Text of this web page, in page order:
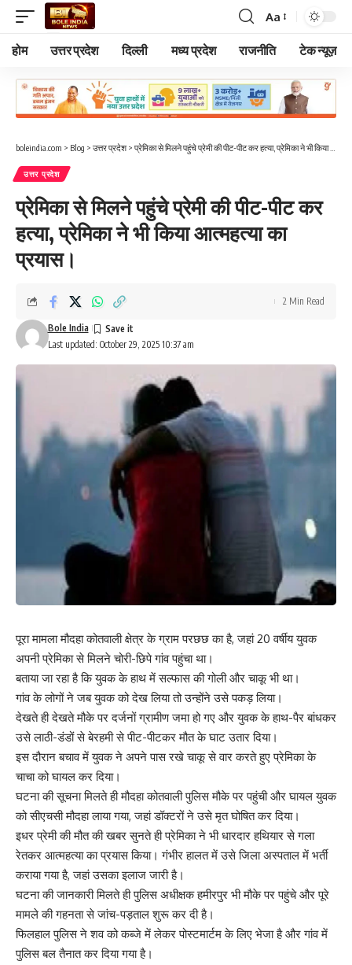
Font
Resizer
Aa
होम उत्तर प्रदेश दिल्ली मध्य प्रदेश राजनीति टेक न्यूज़
boleindia.com > Blog > उत्तर प्रदेश> प्रेमिका से मिलने पहुंचे प्रेमी की पीट-पीट कर हत्या, प्रेमिका ने भी किया आत्महत्या का प्रयास।
उत्तर प्रदेश
प्रेमिका से मिलने पहुंचे प्रेमी की पीट-पीट कर
हत्या, प्रेमिका ने भी किया आत्महत्या का
प्रयास।
Last updated: October 29, 2025 10:37 am
Bole India
2 Min Read
पूरा मामला मौदहा कोतवाली क्षेत्र के ग्राम परछछ का है, जहां 20 वर्षीय युवक
अपनी प्रेमिका से मिलने चोरी-छिपे गांव पहुंचा था।
बताया जा रहा है कि युवक के हाथ में सल्फास की गोली और चाकू भी था।
गांव के लोगों ने जब युवक को देख लिया तो उन्होंने उसे पकड़ लिया।
देखते ही देखते मौके पर दर्जनों ग्रामीण जमा हो गए और युवक के हाथ-पैर बांधकर
उसे लाठी-डंडों से बेरहमी से पीट-पीटकर मौत के घाट उतार दिया।
इस दौरान बचाव में युवक ने अपने पास रखे चाकू से वार करते हुए प्रेमिका के
चाचा को घायल कर दिया।
घटना की सूचना मिलते ही मौदहा कोतवाली पुलिस मौके पर पहुंची और घायल युवक
को सीएचसी मौदहा लाया गया, जहां डॉक्टरों ने उसे मृत घोषित कर दिया।
इधर प्रेमी की मौत की खबर सुनते ही प्रेमिका ने भी धारदार हथियार से गला
रेतकर आत्महत्या का प्रयास किया। गंभीर हालत में उसे जिला अस्पताल में भर्ती
कराया गया है, जहां उसका इलाज जारी है।
घटना की जानकारी मिलते ही पुलिस अधीक्षक हमीरपुर भी मौके पर पहुंचे और पूरे
मामले की गहनता से जांच-पड़ताल शुरू कर दी है।
फिलहाल पुलिस ने शव को कब्जे में लेकर पोस्टमार्टम के लिए भेजा है और गांव में
पुलिस बल तैनात कर दिया गया है।